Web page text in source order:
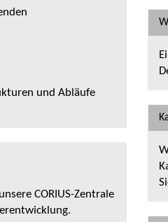
und Abläufe
CORIUS-Zentrale